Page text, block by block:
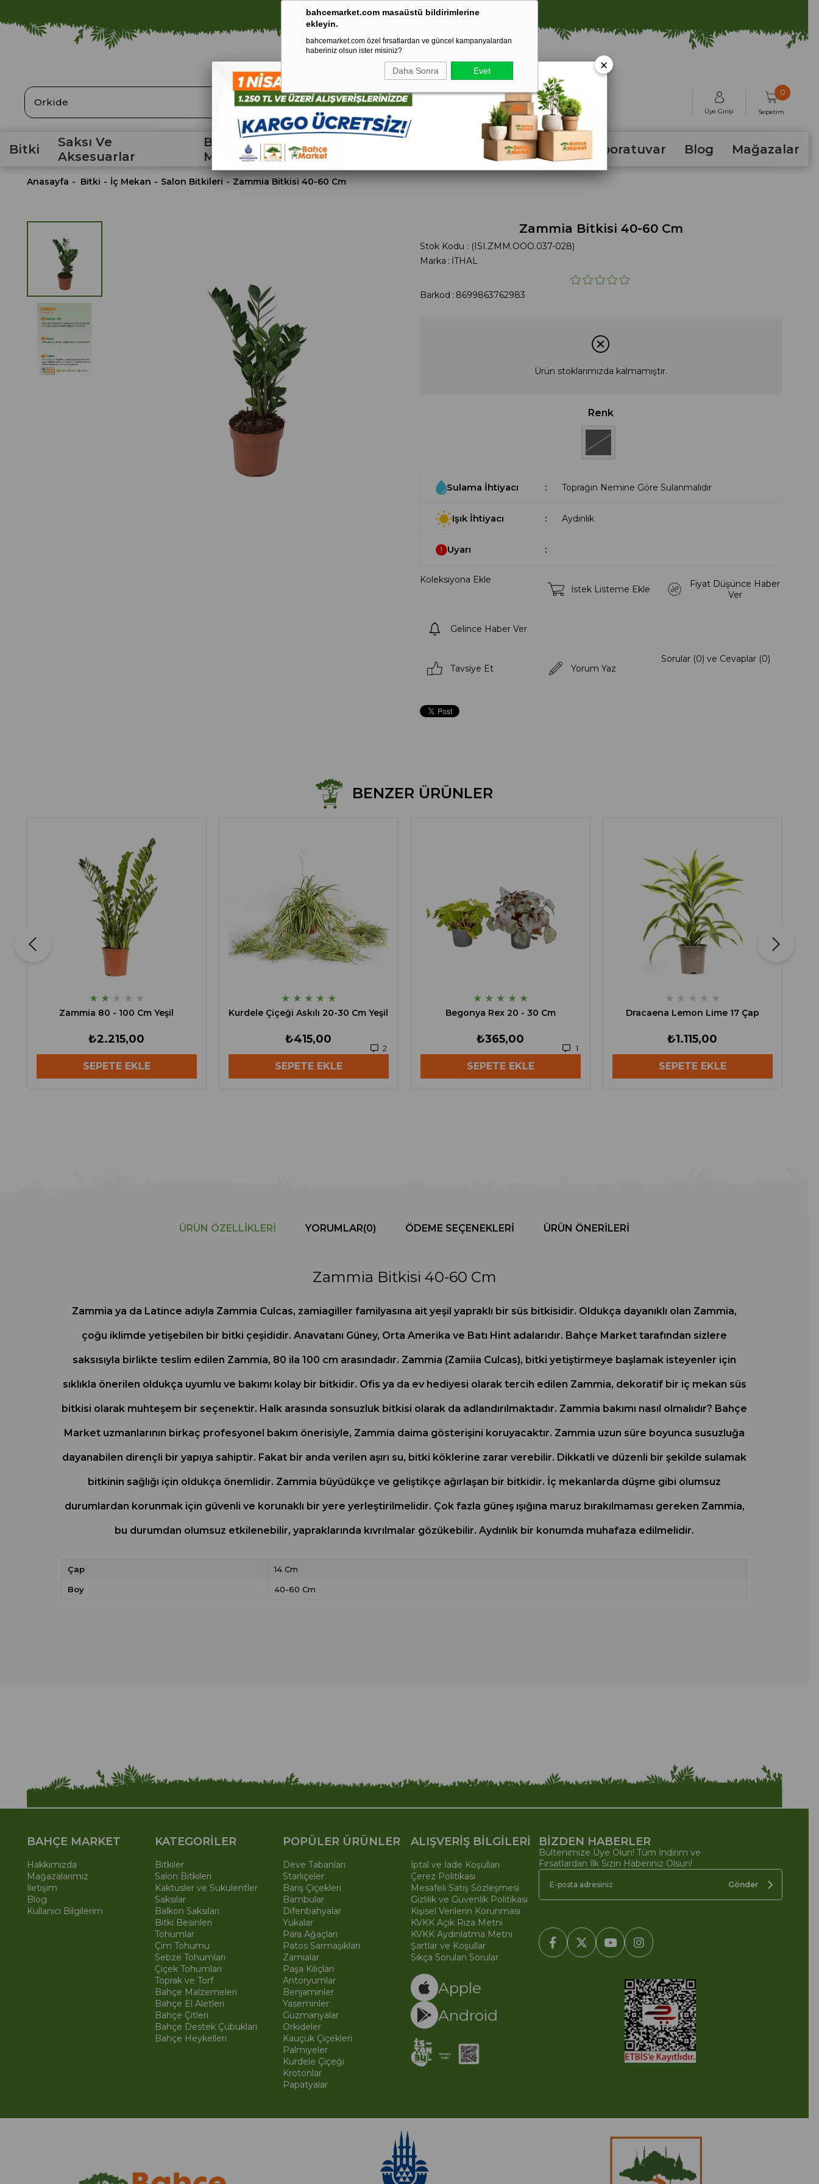
bahcemarket.com masaüstü bildirimlerine
ekleyin.
bahcemarket.com özel fırsatlardan ve güncel kampanyalardan
haberiniz olsun ister misiniz?
Daha Sonra Evet
⚠️ SATIŞLARIMIZ YALNIZCA İSTANBUL İLİ İLE SINIRLIDIR.
ARA
Üye Girişi Sepetim
0
Bitki
Saksı Ve
Aksesuarlar
Bahçe
Malzemeleri
Tohum Laboratuvar Blog Mağazalar
Anasayfa Bitki İç Mekan Salon Bitkileri Zammia Bitkisi 40-60 Cm
Zammia Bitkisi 40-60 Cm
Stok Kodu
(ISI.ZMM.OOO.037-028)
Marka : İTHAL
Barkod : 8699863762983
Ürün stoklarımızda kalmamıştır.
Renk
Sulama İhtiyacı Toprağın Nemine Göre Sulanmalıdır
Işık İhtiyacı Aydınlık
Uyarı
Koleksiyona Ekle
İstek Listeme Ekle
Fiyat Düşünce Haber
Ver
Gelince Haber Ver
Tavsiye Et Yorum Yaz
Sorular (0) ve Cevaplar (0)
BENZER ÜRÜNLER
★ ★ ★ ★ ★
Zammia 80 - 100 Cm Yeşil
₺2.215,00
SEPETE EKLE
★ ★ ★ ★ ★
Kurdele Çiçeği Askılı 20-30 Cm Yeşil
2
₺415,00
SEPETE EKLE
★ ★ ★ ★ ★
Begonya Rex 20 - 30 Cm
1
₺365,00
SEPETE EKLE
★ ★ ★ ★ ★
Dracaena Lemon Lime 17 Çap
₺1.115,00
SEPETE EKLE
ÜRÜN ÖZELLIKLERI YORUMLAR(0) ÖDEME SEÇENEKLERI ÜRÜN ÖNERILERI
Zammia Bitkisi 40-60 Cm
Zammia ya da Latince adıyla Zammia Culcas, zamiagiller familyasına ait yeşil yapraklı bir süs bitkisidir. Oldukça dayanıklı olan Zammia,
çoğu iklimde yetişebilen bir bitki çeşididir. Anavatanı Güney, Orta Amerika ve Batı Hint adalarıdır. Bahçe Market tarafından sizlere
saksısıyla birlikte teslim edilen Zammia, 80 ila 100 cm arasındadır. Zammia (Zamiia Culcas), bitki yetiştirmeye başlamak isteyenler için
sıklıkla önerilen oldukça uyumlu ve bakımı kolay bir bitkidir. Ofis ya da ev hediyesi olarak tercih edilen Zammia, dekoratif bir iç mekan süs
bitkisi olarak muhteşem bir seçenektir. Halk arasında sonsuzluk bitkisi olarak da adlandırılmaktadır. Zammia bakımı nasıl olmalıdır? Bahçe
Market uzmanlarının birkaç profesyonel bakım önerisiyle, Zammia daima gösterişini koruyacaktır. Zammia uzun süre boyunca susuzluğa
dayanabilen dirençli bir yapıya sahiptir. Fakat bir anda verilen aşırı su, bitki köklerine zarar verebilir. Dikkatli ve düzenli bir şekilde sulamak
bitkinin sağlığı için oldukça önemlidir. Zammia büyüdükçe ve geliştikçe ağırlaşan bir bitkidir. İç mekanlarda düşme gibi olumsuz
durumlardan korunmak için güvenli ve korunaklı bir yere yerleştirilmelidir. Çok fazla güneş ışığına maruz bırakılmaması gereken Zammia,
bu durumdan olumsuz etkilenebilir, yapraklarında kıvrılmalar gözükebilir. Aydınlık bir konumda muhafaza edilmelidir.
Çap 14 Cm
Boy 40-60 Cm
BAHÇE MARKET
Hakkımızda
Mağazalarımız
İletişim
Blog
Kullanıcı Bilgilerim
KATEGORİLER
Bitkiler
Salon Bitkileri
Kaktüsler ve Sukulentler
Saksılar
Balkon Saksıları
Bitki Besinleri
Tohumlar
Çim Tohumu
Sebze Tohumları
Çiçek Tohumları
Toprak ve Torf
Bahçe Malzemeleri
Bahçe El Aletleri
Bahçe Çitleri
Bahçe Destek Çubukları
Bahçe Heykelleri
POPÜLER ÜRÜNLER
Deve Tabanları
Starliçeler
Barış Çiçekleri
Bambular
Difenbahyalar
Yukalar
Para Ağaçları
Patos Sarmaşıkları
Zamialar
Paşa Kılıçları
Antoryumlar
Benjaminler
Yaseminler
Guzmanyalar
Orkideler
Kauçuk Çiçekleri
Palmiyeler
Kurdele Çiçeği
Krotonlar
Papatyalar
ALIŞVERİŞ BİLGİLERİ
İptal ve İade Koşulları
Çerez Politikası
Mesafeli Satış Sözleşmesi
Gizlilik ve Güvenlik Politikası
Kişisel Verilerin Korunması
KVKK Açık Rıza Metni
KVKK Aydınlatma Metni
Şartlar ve Koşullar
Sıkça Sorulan Sorular
Apple
Android
BİZDEN HABERLER
Bültenimize Üye Olun! Tüm İndirim ve
Fırsatlardan İlk Sizin Haberiniz Olsun!
Gönder
×